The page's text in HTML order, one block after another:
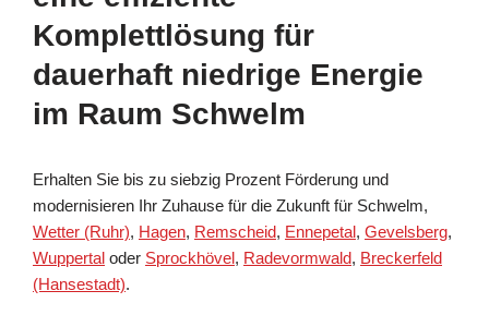
Komplettlösung für
dauerhaft niedrige Energie
im Raum Schwelm
Erhalten Sie bis zu siebzig Prozent Förderung und
modernisieren Ihr Zuhause für die Zukunft für Schwelm,
Wetter (Ruhr), Hagen, Remscheid, Ennepetal, Gevelsberg,
Wuppertal oder Sprockhövel, Radevormwald, Breckerfeld
(Hansestadt).